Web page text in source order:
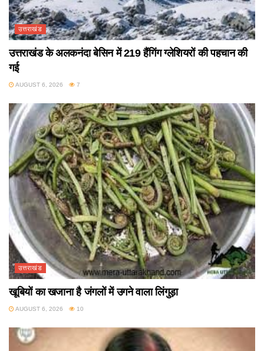
उत्तराखंड
उत्तराखंड के अलकनंदा बेसिन में 219 हैंगिंग ग्लेशियरों की पहचान की
गई
AUGUST 6, 2026 7
उत्तराखंड
खूबियों का खजाना है जंगलों में उगने वाला लिंगुड़ा
AUGUST 6, 2026 10